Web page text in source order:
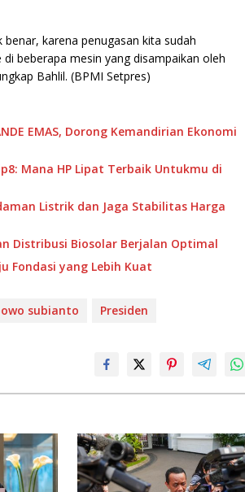
karena penugasan kita sudah
beberapa mesin yang disampaikan oleh
Bahlil. (BPMI Setpres)
EMAS, Dorong Kemandirian Ekonomi
Mana HP Lipat Terbaik Untukmu di
Listrik dan Jaga Stabilitas Harga
Distribusi Biosolar Berjalan Optimal
Fondasi yang Lebih Kuat
subianto Presiden